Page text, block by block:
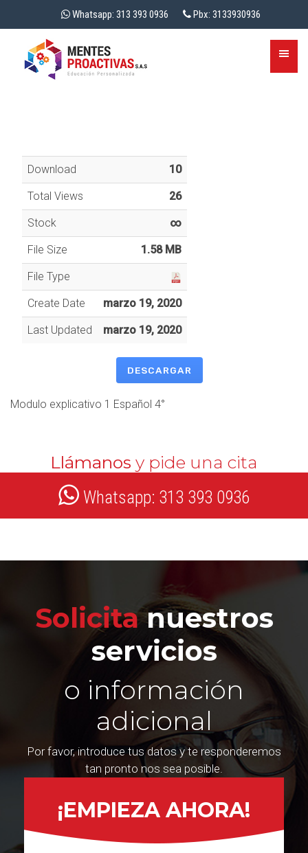
Whatsapp: 313 393 0936 Pbx: 3133930936
Download 10
Total Views 26
Stock ∞
File Size 1.58 MB
File Type
Create Date marzo 19, 2020
Last Updated marzo 19, 2020
DESCARGAR
Modulo explicativo 1 Español 4°
Llámanos y pide una cita
Whatsapp: 313 393 0936
Solicitanuestros
servicios
o información
adicional
Por favor, introduce tus datos y te responderemos
tan pronto nos sea posible.
¡EMPIEZA AHORA!